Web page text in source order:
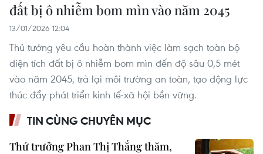
đất bị ô nhiễm bom mìn vào năm 2045
13/01/2026 12:04
Thủ tướng yêu cầu hoàn thành việc làm sạch toàn bộ
diện tích đất bị ô nhiễm bom mìn đến độ sâu 0,5 mét
vào năm 2045, trả lại môi trường an toàn, tạo động lực
thúc đẩy phát triển kinh tế-xã hội bền vững.
TIN CÙNG CHUYÊN MỤC
Thứ trưởng Phan Thị Thắng thăm,